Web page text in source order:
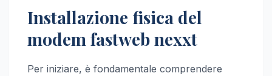
Installazione fisica del
modem fastweb nexxt
Per iniziare, è fondamentale comprendere